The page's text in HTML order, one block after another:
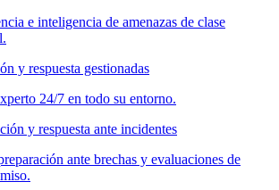
e inteligencia de amenazas de clase
y respuesta gestionadas
24/7 en todo su entorno.
y respuesta ante incidentes
ante brechas y evaluaciones de